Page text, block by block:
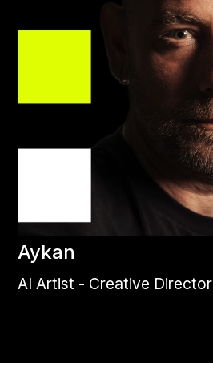
Aykan
AI Artist - Creative Director